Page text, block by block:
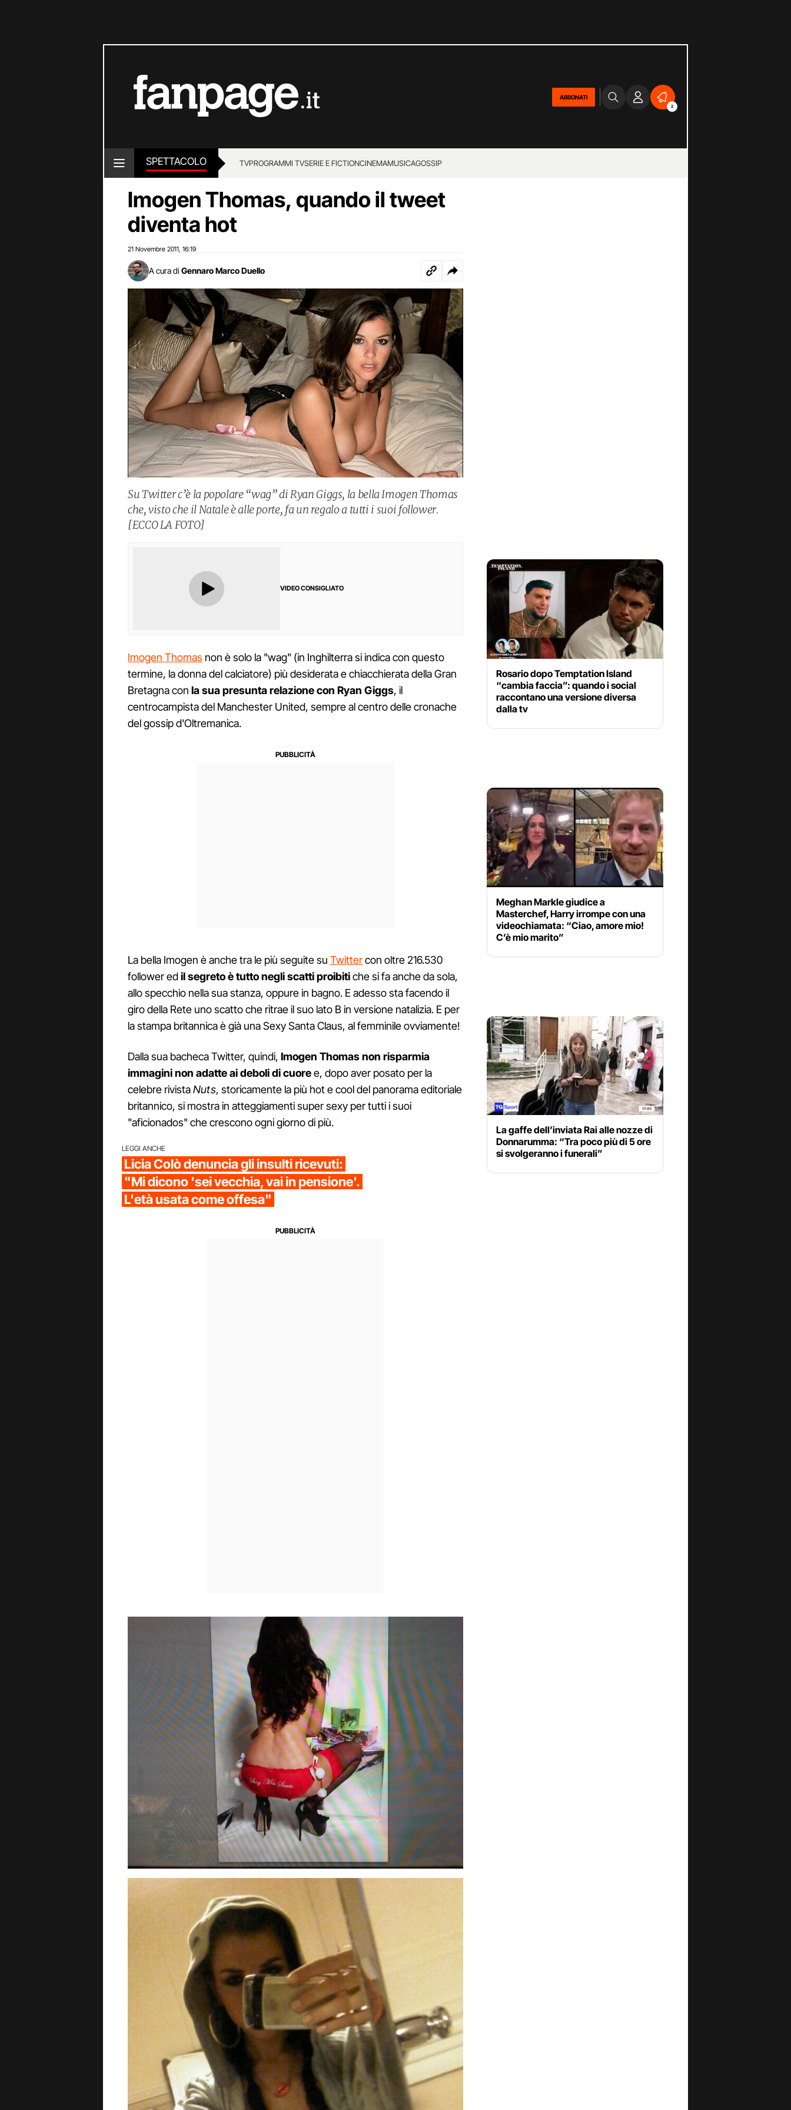
ABBONATI
2
SPETTACOLO TVPROGRAMMI TVSERIE E FICTIONCINEMAMUSICAGOSSIP
Imogen Thomas, quando il tweet
diventa hot
21 Novembre 2011 16:19
A cura di Gennaro Marco Duello
Su Twitter c’è la popolare “wag” di Ryan Giggs, la bella Imogen Thomas
che, visto che il Natale è alle porte, fa un regalo a tutti i suoi follower.
[ECCO LA FOTO]
VIDEO CONSIGLIATO
Imogen Thomas non è solo la "wag" (in Inghilterra si indica con questo
termine, la donna del calciatore) più desiderata e chiacchierata della Gran
Bretagna con la sua presunta relazione con Ryan Giggs, il
centrocampista del Manchester United, sempre al centro delle cronache
del gossip d'Oltremanica.
La bella Imogen è anche tra le più seguite su Twittercon oltre 216.530
follower edil segreto è tutto negli scatti proibitiche si fa anche da sola,
allo specchio nella sua stanza, oppure in bagno. E adesso sta facendo il
giro della Rete uno scatto che ritrae il suo lato B in versione natalizia. E per
la stampa britannica è già una Sexy Santa Claus, al femminile ovviamente!
Dalla sua bacheca Twitter, quindi, Imogen Thomas non risparmia
immagini non adatte ai deboli di cuoree, dopo aver posato per la
celebre rivistaNuts, storicamente la più hot e cool del panorama editoriale
britannico, si mostra in atteggiamenti super sexy per tutti i suoi
"aficionados" che crescono ogni giorno di più.
LEGGI ANCHE
Licia Colò denuncia gli insulti ricevuti:
"Mi dicono 'sei vecchia, vai in pensione'.
L'età usata come offesa"
Rosario dopo Temptation Island
“cambia faccia”: quando i social
raccontano una versione diversa
dalla tv
Meghan Markle giudice a
Masterchef, Harry irrompe con una
videochiamata: “Ciao, amore mio!
C’è mio marito”
La gaffe dell’inviata Rai alle nozze di
Donnarumma: “Tra poco più di 5 ore
si svolgeranno i funerali”